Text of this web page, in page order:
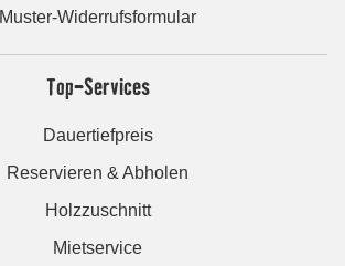
Muster-Widerrufsformular
Top-Services
Dauertiefpreis
Reservieren & Abholen
Holzzuschnitt
Mietservice